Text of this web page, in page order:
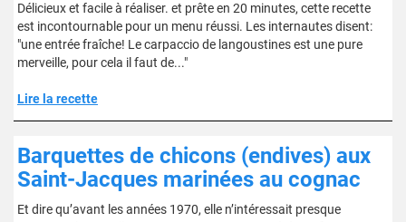
Délicieux et facile à réaliser. et prête en 20 minutes, cette recette
est incontournable pour un menu réussi. Les internautes disent:
"une entrée fraîche! Le carpaccio de langoustines est une pure
merveille, pour cela il faut de..."
Lire la recette
Barquettes de chicons (endives) aux
Saint-Jacques marinées au cognac
Et dire qu’avant les années 1970, elle n’intéressait presque